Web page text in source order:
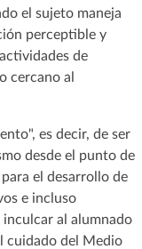
el sujeto maneja
perceptible y
de
cercano al
es decir, de ser
desde el punto de
el desarrollo de
e incluso
al alumnado
cuidado del Medio